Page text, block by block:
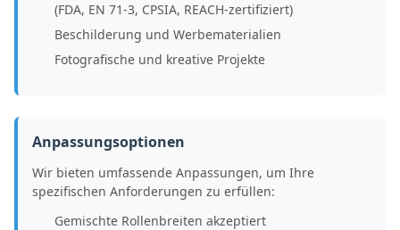
(FDA, EN 71-3, CPSIA, REACH-zertifiziert)
Beschilderung und Werbematerialien
Fotografische und kreative Projekte
Anpassungsoptionen
Wir bieten umfassende Anpassungen, um Ihre
spezifischen Anforderungen zu erfüllen:
Gemischte Rollenbreiten akzeptiert